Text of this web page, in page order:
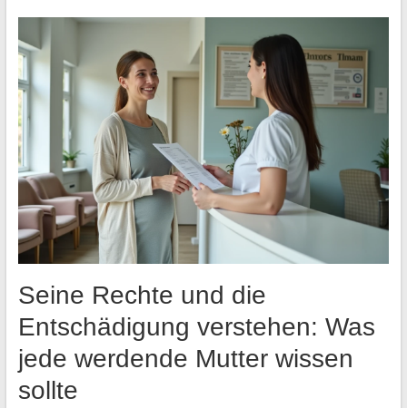
Seine Rechte und die
Entschädigung verstehen: Was
jede werdende Mutter wissen
sollte